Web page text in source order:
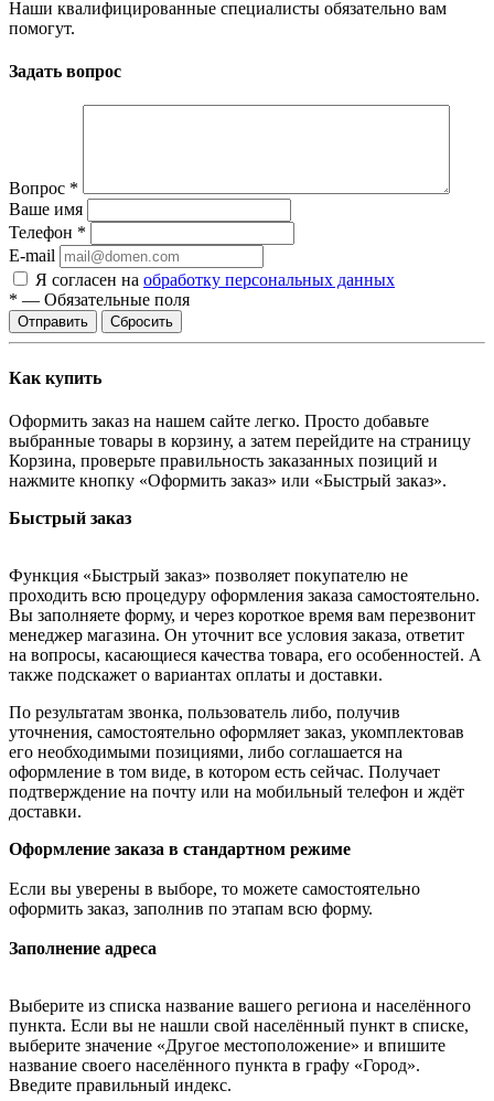
Наши квалифицированные специалисты обязательно вам
помогут.
Задать вопрос
Вопрос *
Ваше имя
Телефон *
E-mail
Я согласен на обработку персональных данных
* — Обязательные поля
Отправить Сбросить
Как купить
Оформить заказ на нашем сайте легко. Просто добавьте
выбранные товары в корзину, а затем перейдите на страницу
Корзина, проверьте правильность заказанных позиций и
нажмите кнопку «Оформить заказ» или «Быстрый заказ».
Быстрый заказ
Функция «Быстрый заказ» позволяет покупателю не
проходить всю процедуру оформления заказа самостоятельно.
Вы заполняете форму, и через короткое время вам перезвонит
менеджер магазина. Он уточнит все условия заказа, ответит
на вопросы, касающиеся качества товара, его особенностей. А
также подскажет о вариантах оплаты и доставки.
По результатам звонка, пользователь либо, получив
уточнения, самостоятельно оформляет заказ, укомплектовав
его необходимыми позициями, либо соглашается на
оформление в том виде, в котором есть сейчас. Получает
подтверждение на почту или на мобильный телефон и ждёт
доставки.
Оформление заказа в стандартном режиме
Если вы уверены в выборе, то можете самостоятельно
оформить заказ, заполнив по этапам всю форму.
Заполнение адреса
Выберите из списка название вашего региона и населённого
пункта. Если вы не нашли свой населённый пункт в списке,
выберите значение «Другое местоположение» и впишите
название своего населённого пункта в графу «Город».
Введите правильный индекс.